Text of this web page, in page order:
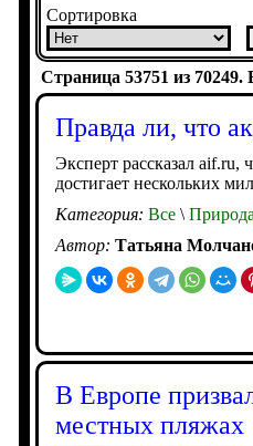
Сортировка
Страница 53751 из 70249.
Правда ли, что
Эксперт рассказал aif.ru,
достигает нескольких
Категория: Все \ Природа
Автор: Татьяна
В Европе
местных пляжах